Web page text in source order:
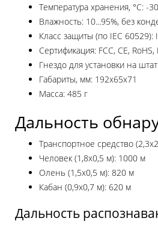
Температура хранения, °С: -
Влажность: 10...95%, без
Класс защиты (по IEC 60529):
Сертификация: FCC, CE, RoHS,
Гнездо для установки на
Габариты, мм: 192x65x71
Масса: 485 г
Дальность
Транспортное средство
Человек (1,8x0,5 м): 1000 м
Олень (1,5x0,5 м): 820 м
Кабан (0,9x0,7 м): 620 м
Дальность